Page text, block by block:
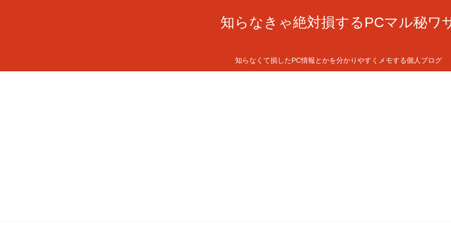
知らなきゃ絶対損するPCマル秘ワ
知らなくて損したPC情報とかを分かりやすくメモする個人ブログ